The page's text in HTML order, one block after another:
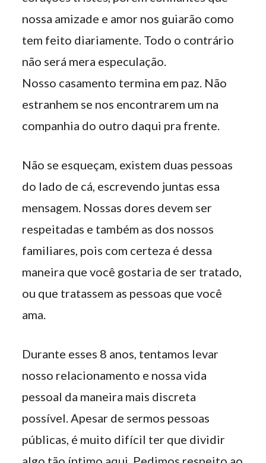
nossa amizade e amor nos guiarão como
tem feito diariamente. Todo o contrário
não será mera especulação.
Nosso casamento termina em paz. Não
estranhem se nos encontrarem um na
companhia do outro daqui pra frente.
Não se esqueçam, existem duas pessoas
do lado de cá, escrevendo juntas essa
mensagem. Nossas dores devem ser
respeitadas e também as dos nossos
familiares, pois com certeza é dessa
maneira que você gostaria de ser tratado,
ou que tratassem as pessoas que você
ama.
Durante esses 8 anos, tentamos levar
nosso relacionamento e nossa vida
pessoal da maneira mais discreta
possível. Apesar de sermos pessoas
públicas, é muito difícil ter que dividir